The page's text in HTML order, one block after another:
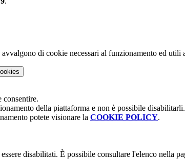
di cookie necessari al funzionamento ed utili
consentire.
della piattaforma e non è possibile disabilitarli.
potete visionare la COOKIE POLICY.
disabilitati. È possibile consultare l'elenco nella